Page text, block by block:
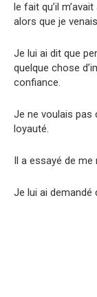
le fait qu’il
alors que je
Je lui ai dit que
quelque chose
confiance.
Je ne voulais pas
loyauté.
Il a essayé de
Je lui ai demandé